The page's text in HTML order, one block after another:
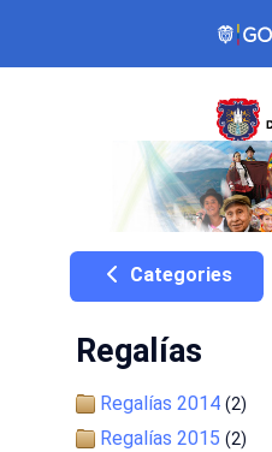
Categories
Regalías
Regalías 2014 (2)
Regalías 2015 (2)